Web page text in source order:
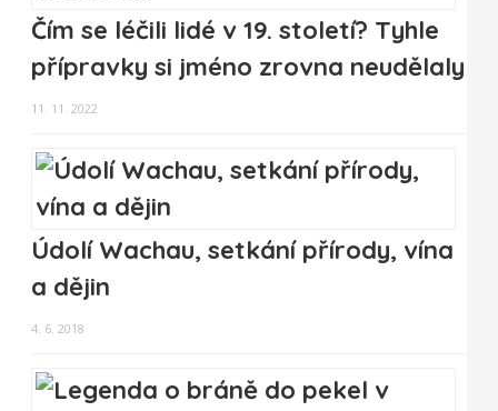
Čím se léčili lidé v 19. století? Tyhle
přípravky si jméno zrovna neudělaly
11. 11. 2022
Údolí Wachau, setkání přírody, vína
a dějin
4. 6. 2018